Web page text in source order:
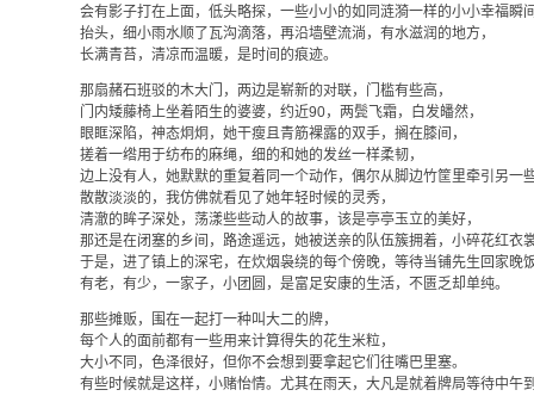
会有影子打在上面，低头略探，一些小小的如同涟漪一样的小小幸福瞬间
抬头，细小雨水顺了瓦沟滴落，再沿墙壁流淌，有水滋润的地方，
长满青苔，清凉而温暖，是时间的痕迹。
那扇赭石班驳的木大门，两边是崭新的对联，门槛有些高，
门内矮藤椅上坐着陌生的婆婆，约近90，两鬓飞霜，白发皤然，
眼眶深陷，神态炯炯，她干瘦且青筋裸露的双手，搁在膝间，
搓着一绺用于纺布的麻绳，细的和她的发丝一样柔韧，
边上没有人，她默默的重复着同一个动作，偶尔从脚边竹筐里牵引另一
散散淡淡的，我仿佛就看见了她年轻时候的灵秀，
清澈的眸子深处，荡漾些些动人的故事，该是亭亭玉立的美好，
那还是在闭塞的乡间，路途遥远，她被送亲的队伍簇拥着，小碎花红衣
于是，进了镇上的深宅，在炊烟袅绕的每个傍晚，等待当铺先生回家晚饭
有老，有少，一家子，小团圆，是富足安康的生活，不匮乏却单纯。
那些摊贩，围在一起打一种叫大二的牌，
每个人的面前都有一些用来计算得失的花生米粒，
大小不同，色泽很好，但你不会想到要拿起它们往嘴巴里塞。
有些时候就是这样，小赌怡情。尤其在雨天，大凡是就着牌局等待中午到